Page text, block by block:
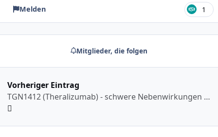
Melden 1
Mitglieder, die folgen
Vorheriger Eintrag
TGN1412 (Theralizumab) - schwere Nebenwirkungen im Jahr 2006; BIA 10-2474 in 2016 ein Todesfall